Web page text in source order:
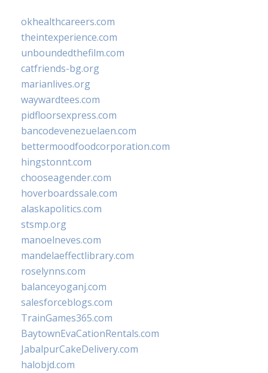
okhealthcareers.com
theintexperience.com
unboundedthefilm.com
catfriends-bg.org
marianlives.org
waywardtees.com
pidfloorsexpress.com
bancodevenezuelaen.com
bettermoodfoodcorporation.com
hingstonnt.com
chooseagender.com
hoverboardssale.com
alaskapolitics.com
stsmp.org
manoelneves.com
mandelaeffectlibrary.com
roselynns.com
balanceyoganj.com
salesforceblogs.com
TrainGames365.com
BaytownEvaCationRentals.com
JabalpurCakeDelivery.com
halobjd.com